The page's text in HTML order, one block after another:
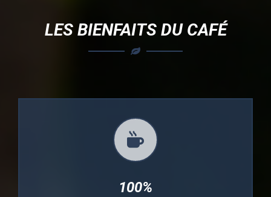
LES BIENFAITS DU CAFÉ
100%